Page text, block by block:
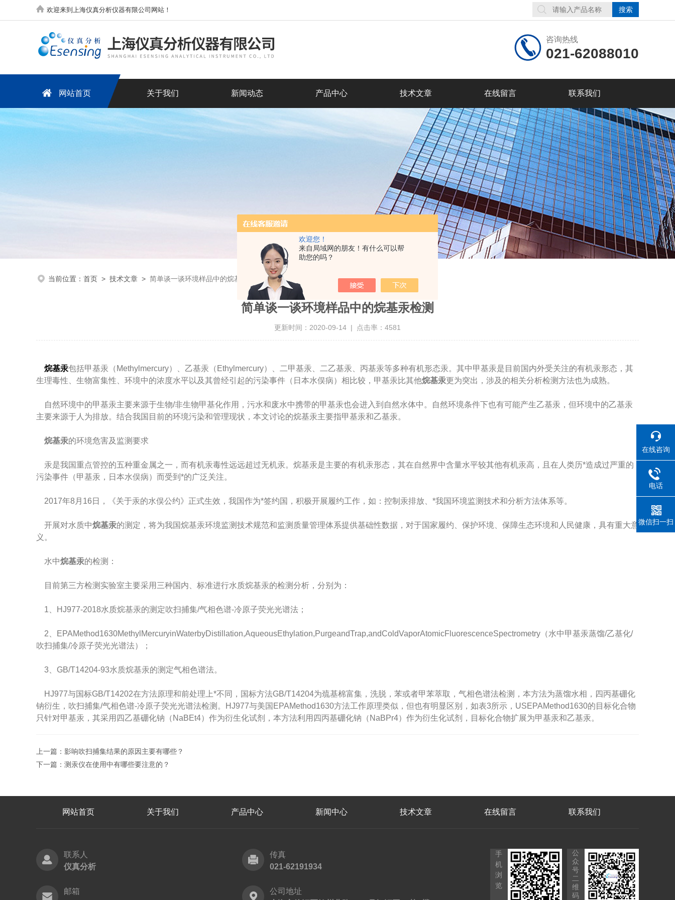
欢迎您！
来自局域网的朋友！有什么可以帮
助您的吗？
欢迎来到上海仪真分析仪器有限公司网站！
咨询热线
021-62088010
网站首页 关于我们 新闻动态 产品中心 技术文章 在线留言 联系我们
当前位置： 首页 > 技术文章 > 简单谈一谈环境样品中的烷基汞检测
简单谈一谈环境样品中的烷基汞检测
更新时间：2020-09-14 | 点击率：4581
烷基汞包括甲基汞（Methylmercury）、乙基汞（Ethylmercury）、二甲基汞、二乙基汞、丙基汞等多种有机形态汞。其中甲基汞是目前国内外受关注的有机汞形态，其
生理毒性、生物富集性、环境中的浓度水平以及其曾经引起的污染事件（日本水俣病）相比较，甲基汞比其他烷基汞更为突出，涉及的相关分析检测方法也为成熟。
自然环境中的甲基汞主要来源于生物/非生物甲基化作用，污水和废水中携带的甲基汞也会进入到自然水体中。自然环境条件下也有可能产生乙基汞，但环境中的乙基汞
主要来源于人为排放。结合我国目前的环境污染和管理现状，本文讨论的烷基汞主要指甲基汞和乙基汞。
烷基汞的环境危害及监测要求
汞是我国重点管控的五种重金属之一，而有机汞毒性远远超过无机汞。烷基汞是主要的有机汞形态，其在自然界中含量水平较其他有机汞高，且在人类历*造成过严重的
污染事件（甲基汞，日本水俣病）而受到*的广泛关注。
2017年8月16日，《关于汞的水俣公约》正式生效，我国作为*签约国，积极开展履约工作，如：控制汞排放、*我国环境监测技术和分析方法体系等。
开展对水质中烷基汞的测定，将为我国烷基汞环境监测技术规范和监测质量管理体系提供基础性数据，对于国家履约、保护环境、保障生态环境和人民健康，具有重大意
义。
水中烷基汞的检测：
目前第三方检测实验室主要采用三种国内、标准进行水质烷基汞的检测分析，分别为：
1、HJ977-2018水质烷基汞的测定吹扫捕集/气相色谱-冷原子荧光光谱法；
2、EPAMethod1630MethylMercuryinWaterbyDistillation,AqueousEthylation,PurgeandTrap,andColdVaporAtomicFluorescenceSpectrometry（水中甲基汞蒸馏/乙基化/
吹扫捕集/冷原子荧光光谱法）；
3、GB/T14204-93水质烷基汞的测定气相色谱法。
HJ977与国标GB/T14202在方法原理和前处理上*不同，国标方法GB/T14204为巯基棉富集，洗脱，苯或者甲苯萃取，气相色谱法检测，本方法为蒸馏水相，四丙基硼化
钠衍生，吹扫捕集/气相色谱-冷原子荧光光谱法检测。HJ977与美国EPAMethod1630方法工作原理类似，但也有明显区别，如表3所示，USEPAMethod1630的目标化合物
只针对甲基汞，其采用四乙基硼化钠（NaBEt4）作为衍生化试剂，本方法利用四丙基硼化钠（NaBPr4）作为衍生化试剂，目标化合物扩展为甲基汞和乙基汞。
上一篇： 影响吹扫捕集结果的原因主要有哪些？
下一篇： 测汞仪在使用中有哪些要注意的？
网站首页 关于我们 产品中心 新闻中心 技术文章 在线留言 联系我们
联系人
仪真分析
传真
021-62191934
邮箱
公司地址
手
机
浏
览
公
众
号
二
维
码
在线咨询
电话
微信扫一扫